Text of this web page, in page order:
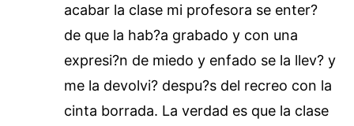
acabar la clase mi profesora se enter?
de que la hab?a grabado y con una
expresi?n de miedo y enfado se la llev? y
me la devolvi? despu?s del recreo con la
cinta borrada. La verdad es que la clase